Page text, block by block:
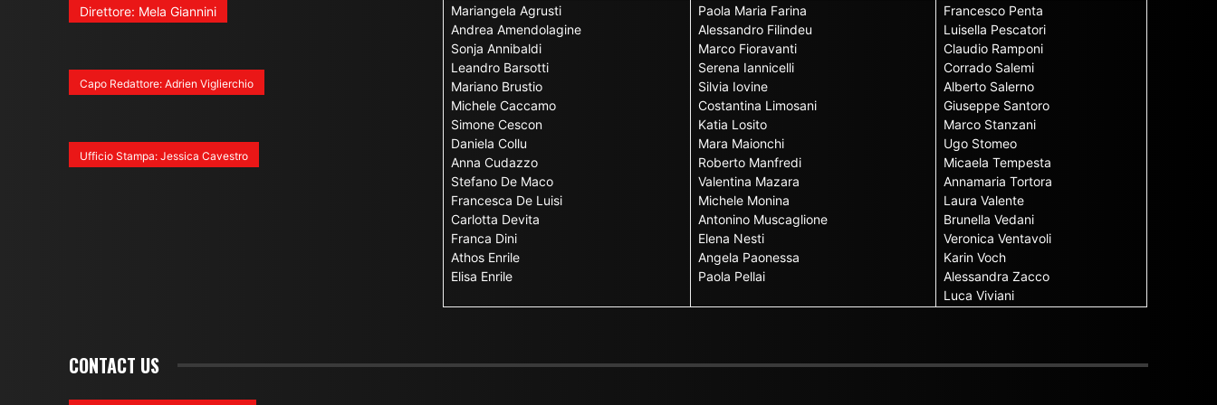
Direttore: Mela Giannini
Capo Redattore: Adrien Viglierchio
Ufficio Stampa: Jessica Cavestro
Mariangela Agrusti
Andrea Amendolagine
Sonja Annibaldi
Leandro Barsotti
Mariano Brustio
Michele Caccamo
Simone Cescon
Daniela Collu
Anna Cudazzo
Stefano De Maco
Francesca De Luisi
Carlotta Devita
Franca Dini
Athos Enrile
Elisa Enrile
Paola Maria Farina
Alessandro Filindeu
Marco Fioravanti
Serena Iannicelli
Silvia Iovine
Costantina Limosani
Katia Losito
Mara Maionchi
Roberto Manfredi
Valentina Mazara
Michele Monina
Antonino Muscaglione
Elena Nesti
Angela Paonessa
Paola Pellai
Francesco Penta
Luisella Pescatori
Claudio Ramponi
Corrado Salemi
Alberto Salerno
Giuseppe Santoro
Marco Stanzani
Ugo Stomeo
Micaela Tempesta
Annamaria Tortora
Laura Valente
Brunella Vedani
Veronica Ventavoli
Karin Voch
Alessandra Zacco
Luca Viviani
CONTACT US